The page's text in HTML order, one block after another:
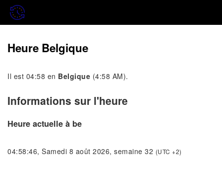
Heure Belgique
Il est 04:58 en Belgique (4:58 AM).
Informations sur l'heure
Heure actuelle à be
04:58:46, Samedi 8 août 2026, semaine 32 (UTC +2)